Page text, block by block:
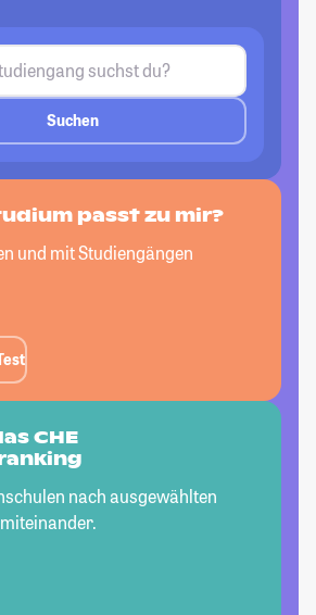
Suchen
passtzu mir?
und mit Studiengängen
CHE
nach ausgewählten